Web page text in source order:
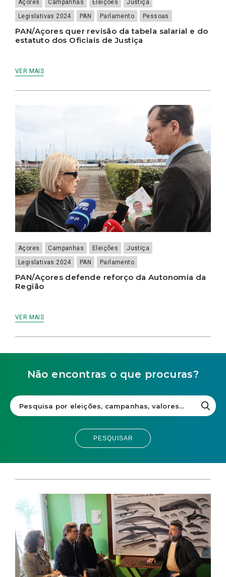
Açores Campanhas Eleições
Justiça
Legislativas 2024
PAN Parlamento Pessoas
PAN/Açores quer revisão da tabela salarial e do
estatuto dos Oficiais de Justiça
VER MAIS
Açores Campanhas Eleições
Justiça
Legislativas 2024
PAN Parlamento
PAN/Açores defende reforço da Autonomia da
Região
VER MAIS
Não encontras o que procuras?
PESQUISAR